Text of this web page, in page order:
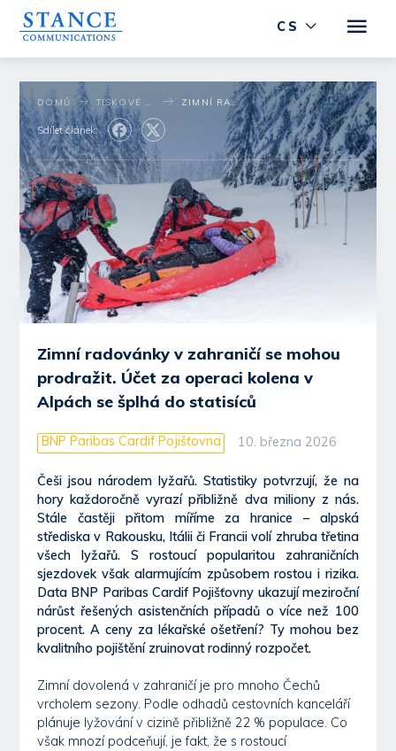
CS
DOMŮ ZIMNÍ RADOVÁNKY V ZAHRANIČÍ SE MOHOU PRODRAŽIT. ÚČET ZA OPERACI KOLENA V ALPÁCH SE ŠPLHÁ DO STATISÍCŮ
Sdílet článek:
Zimní radovánky v zahraničí se mohou
prodražit. Účet za operaci kolena v
Alpách se šplhá do statisíců
BNP Paribas Cardif Pojišťovna 10. března 2026
Češi jsou národem lyžařů. Statistiky potvrzují, že na
hory každoročně vyrazí přibližně dva miliony z nás.
Stále častěji přitom míříme za hranice – alpská
střediska v Rakousku, Itálii či Francii volí zhruba třetina
všech lyžařů. S rostoucí popularitou zahraničních
sjezdovek však alarmujícím způsobem rostou i rizika.
Data BNP Paribas Cardif Pojišťovny ukazují meziroční
nárůst řešených asistenčních případů o více než 100
procent. A ceny za lékařské ošetření? Ty mohou bez
kvalitního pojištění zruinovat rodinný rozpočet.
Zimní dovolená v zahraničí je pro mnoho Čechů
vrcholem sezony. Podle odhadů cestovních kanceláří
plánuje lyžování v cizině přibližně 22 % populace. Co
však mnozí podceňují, je fakt, že s rostoucí